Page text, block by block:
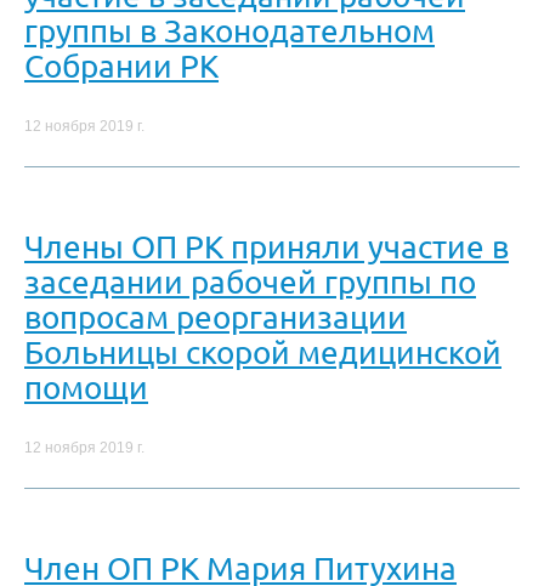
группы в Законодательном
Собрании РК
12 ноября 2019 г.
Члены ОП РК приняли участие в
заседании рабочей группы по
вопросам реорганизации
Больницы скорой медицинской
помощи
12 ноября 2019 г.
Член ОП РК Мария Питухина